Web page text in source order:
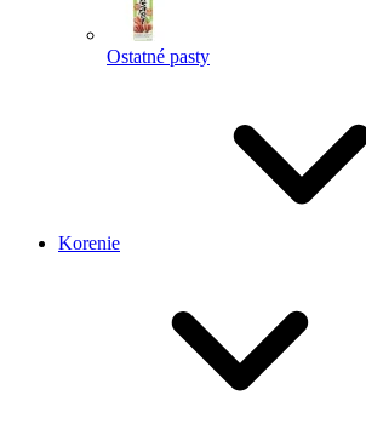
Ostatné pasty
Korenie